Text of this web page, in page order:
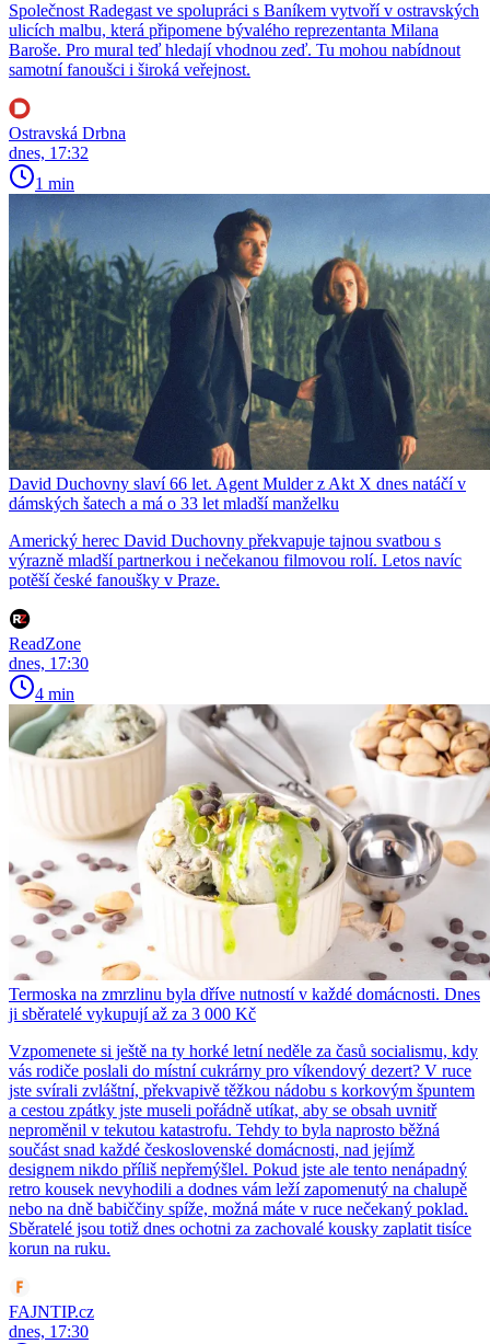
Společnost Radegast ve spolupráci s Baníkem vytvoří v ostravských
ulicích malbu, která připomene bývalého reprezentanta Milana
Baroše. Pro mural teď hledají vhodnou zeď. Tu mohou nabídnout
samotní fanoušci i široká veřejnost.
Ostravská Drbna
dnes, 17:32
1 min
David Duchovny slaví 66 let. Agent Mulder z Akt X dnes natáčí v
dámských šatech a má o 33 let mladší manželku
Americký herec David Duchovny překvapuje tajnou svatbou s
výrazně mladší partnerkou i nečekanou filmovou rolí. Letos navíc
potěší české fanoušky v Praze.
ReadZone
dnes, 17:30
4 min
Termoska na zmrzlinu byla dříve nutností v každé domácnosti. Dnes
ji sběratelé vykupují až za 3 000 Kč
Vzpomenete si ještě na ty horké letní neděle za časů socialismu, kdy
vás rodiče poslali do místní cukrárny pro víkendový dezert? V ruce
jste svírali zvláštní, překvapivě těžkou nádobu s korkovým špuntem
a cestou zpátky jste museli pořádně utíkat, aby se obsah uvnitř
neproměnil v tekutou katastrofu. Tehdy to byla naprosto běžná
součást snad každé československé domácnosti, nad jejímž
designem nikdo příliš nepřemýšlel. Pokud jste ale tento nenápadný
retro kousek nevyhodili a dodnes vám leží zapomenutý na chalupě
nebo na dně babiččiny spíže, možná máte v ruce nečekaný poklad.
Sběratelé jsou totiž dnes ochotni za zachovalé kousky zaplatit tisíce
korun na ruku.
FAJNTIP.cz
dnes, 17:30